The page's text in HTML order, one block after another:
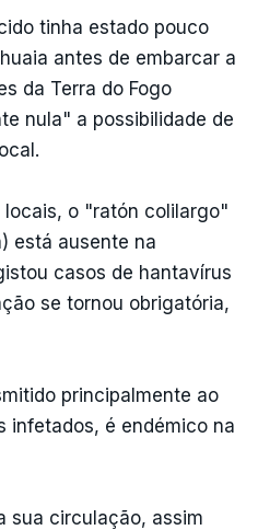
tinha estado pouco
antes de embarcar a
da Terra do Fogo
nula" a possibilidade de
o "ratón colilargo"
está ausente na
casos de hantavírus
se tornou obrigatória,
principalmente ao
infetados, é endémico na
sua circulação, assim